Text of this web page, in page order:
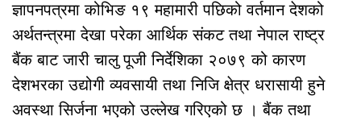
ज्ञापनपत्रमा कोभिङ १९ महामारी पछिको वर्तमान देशको
अर्थतन्त्रमा देखा परेका आर्थिक संकट तथा नेपाल राष्ट्र
बैंक बाट जारी चालु पूजी निर्देशिका २०७९ को कारण
देशभरका उद्योगी व्यवसायी तथा निजि क्षेत्र धरासायी हुने
अवस्था सिर्जना भएको उल्लेख गरिएको छ । बैंक तथा